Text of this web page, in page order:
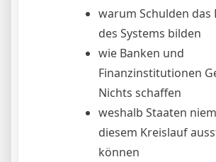
warum Schulden das
des Systems bilden
wie Banken und
Finanzinstitutionen
Nichts schaffen
weshalb Staaten
diesem Kreislauf
können